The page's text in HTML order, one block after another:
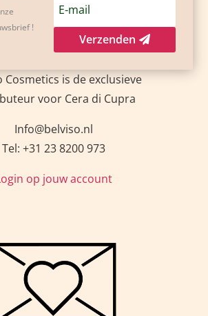
!
Verzenden
Cosmetics is de exclusieve
voor Cera di Cupra
Info@belviso.nl
Tel: +31 23 8200 973
op jouw account